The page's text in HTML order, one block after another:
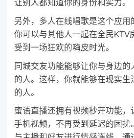
让别人都知道你的身份和实力。
另外，多人在线唱歌是这个应用
你可以与其他人一起在全民KTV
受到一场狂欢的嗨皮时光。
同城交友功能能够让你与身边的
的人。这样，你就能够在现实生
的人。
蜜语直播还拥有视频秒开功能，
手机视频，不再受到延迟的困扰